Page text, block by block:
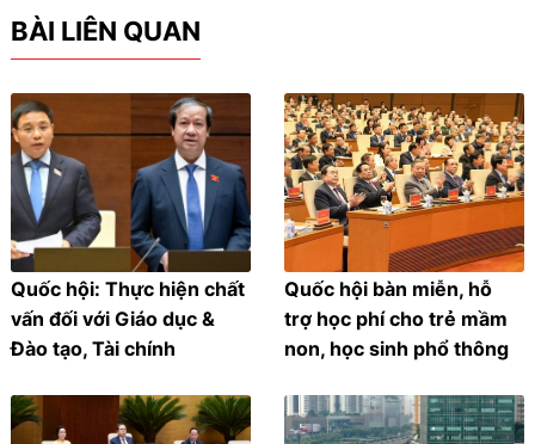
BÀI LIÊN QUAN
Quốc hội: Thực hiện chất
vấn đối với Giáo dục &
Đào tạo, Tài chính
Quốc hội bàn miễn, hỗ
trợ học phí cho trẻ mầm
non, học sinh phổ thông